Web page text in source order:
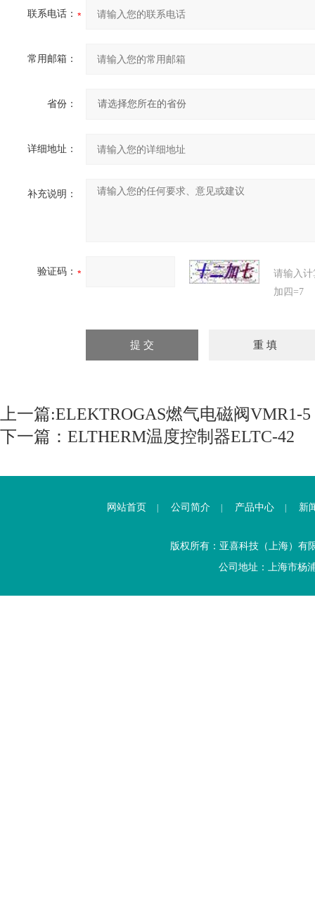
联系电话：
常用邮箱：
省份：
详细地址：
补充说明：
验证码：
请输入
加四=7
上一篇:ELEKTROGAS燃气电磁阀VMR1-5
下一篇： ELTHERM温度控制器ELTC-42
网站首页 公司简介 产品中心 新
版权所有：亚喜科技（上海）
公司地址：上海市杨